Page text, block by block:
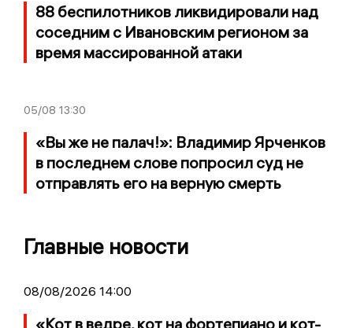
88 беспилотников ликвидировали над
соседним с Ивановским регионом за
время массированной атаки
05/08 13:30
«Вы же не палач!»: Владимир Ярченков
в последнем слове попросил суд не
отправлять его на верную смерть
Главные новости
08/08/2026 14:00
«Кот в ведре, кот на фортепиано и кот-